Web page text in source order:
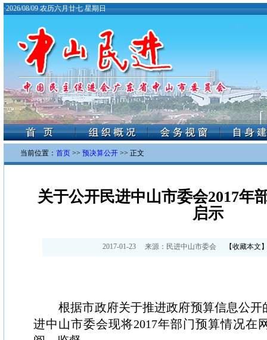
·2026/08/09 农历六月廿七 星期日
当前位置： 首页 >> 预决算公开 >> 正文
关于公开民进中山市委会2017年
启示
2017-01-23 来源： 民进中山市委会 【收藏本文
根据市政府关于推进政府预算信息公
进中山市委会现将2017年部门预算情况在